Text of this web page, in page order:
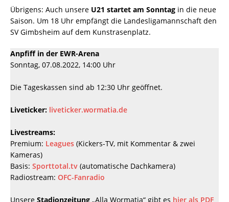
Übrigens: Auch unsere U21 startet am Sonntag in die neue
Saison. Um 18 Uhr empfängt die Landesligamannschaft den
SV Gimbsheim auf dem Kunstrasenplatz.
Anpfiff in der EWR-Arena
Sonntag, 07.08.2022, 14:00 Uhr
Die Tageskassen sind ab 12:30 Uhr geöffnet.
Liveticker: liveticker.wormatia.de
Livestreams:
Premium: Leagues (Kickers-TV, mit Kommentar & zwei
Kameras)
Basis: Sporttotal.tv (automatische Dachkamera)
Radiostream: OFC-Fanradio
Unsere Stadionzeitung „Alla Wormatia“ gibt es hier als PDF